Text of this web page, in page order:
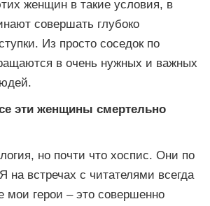
женщин в такие условия, в
совершать глубоко
Из просто соседок по
в очень нужных и важных
эти женщины смертельно
но почти что хоспис. Они по
на встречах с читателями всегда
мои герои – это совершенно